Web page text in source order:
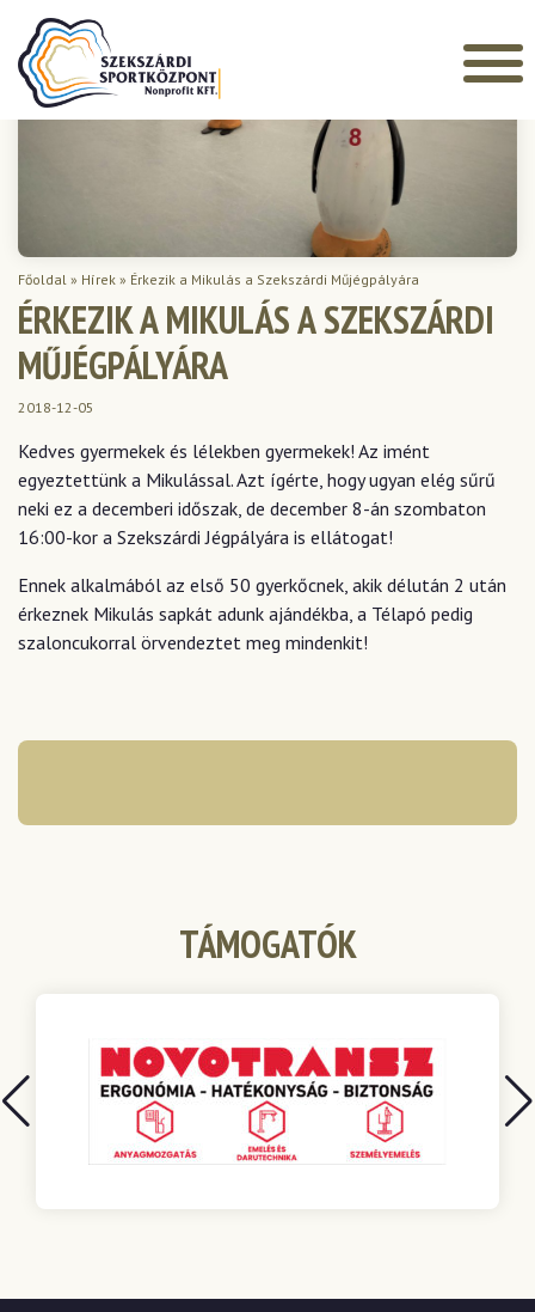
Főoldal » Hírek » Érkezik a Mikulás a Szekszárdi Műjégpályára
ÉRKEZIK A MIKULÁS A SZEKSZÁRDI
MŰJÉGPÁLYÁRA
2018-12-05
Kedves gyermekek és lélekben gyermekek! Az imént
egyeztettünk a Mikulással. Azt ígérte, hogy ugyan elég sűrű
neki ez a decemberi időszak, de december 8-án szombaton
16:00-kor a Szekszárdi Jégpályára is ellátogat!
Ennek alkalmából az első 50 gyerkőcnek, akik délután 2 után
érkeznek Mikulás sapkát adunk ajándékba, a Télapó pedig
szaloncukorral örvendeztet meg mindenkit!
TÁMOGATÓK